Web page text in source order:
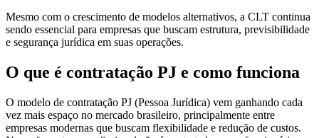
Mesmo com o crescimento de modelos alternativos, a CLT continua
sendo essencial para empresas que buscam estrutura, previsibilidade
e segurança jurídica em suas operações.
O que é contratação PJ e como funciona
O modelo de contratação PJ (Pessoa Jurídica) vem ganhando cada
vez mais espaço no mercado brasileiro, principalmente entre
empresas modernas que buscam flexibilidade e redução de custos.